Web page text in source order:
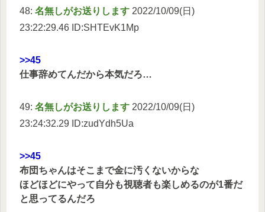
48: 名無しがお送りします 2022/10/09(日)
23:22:29.46 ID:SHTEvK1Mp
>>45
仕事辞めてんだから本気だろ…
49: 名無しがお送りします 2022/10/09(日)
23:24:32.29 ID:zudYdh5Ua
>>45
布団ちゃんはそこまで金に汚くないからな
ほどほどにやって自分も視聴者も楽しめるのが1番だ
と思ってるんだろ